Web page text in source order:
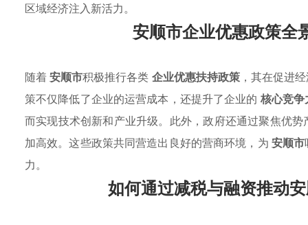
区域经济注入新活力。
安顺市企业优惠政策全
随着安顺市积极推行各类 企业优惠扶持政策，其在促进
策不仅降低了企业的运营成本，还提升了企业的 核心竞争
而实现技术创新和产业升级。此外，政府还通过聚焦优
加高效。这些政策共同营造出良好的营商环境，为 安顺市
力。
如何通过减税与融资推动